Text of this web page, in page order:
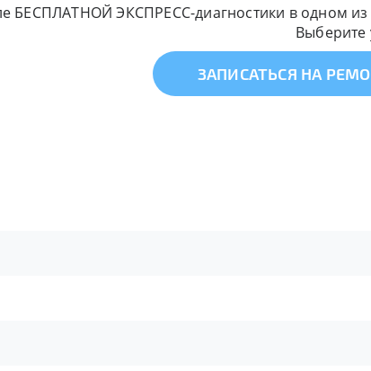
БЕСПЛАТНОЙ ЭКСПРЕСС-диагностики в одном
ЗАПИСАТЬСЯ НА